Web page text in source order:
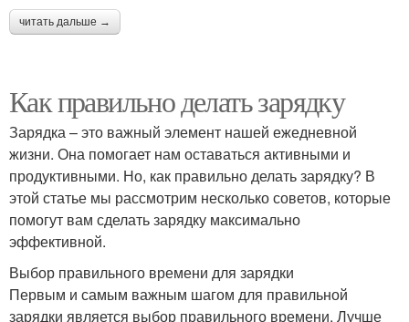
читать дальше →
Как правильно делать зарядку
Зарядка – это важный элемент нашей ежедневной
жизни. Она помогает нам оставаться активными и
продуктивными. Но, как правильно делать зарядку? В
этой статье мы рассмотрим несколько советов, которые
помогут вам сделать зарядку максимально
эффективной.
Выбор правильного времени для зарядки
Первым и самым важным шагом для правильной
зарядки является выбор правильного времени. Лучше